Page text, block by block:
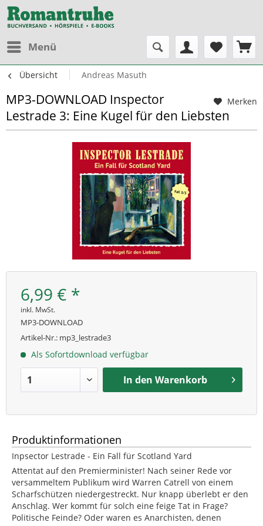
Menü
Übersicht Andreas Masuth
Merken
MP3-DOWNLOAD Inspector
Lestrade 3: Eine Kugel für den Liebsten
6,99 € *
inkl. MwSt.
MP3-DOWNLOAD
Artikel-Nr.: mp3_lestrade3
Als Sofortdownload verfügbar
In den Warenkorb
Produktinformationen
Inpsector Lestrade - Ein Fall für Scotland Yard
Attentat auf den Premierminister! Nach seiner Rede vor
versammeltem Publikum wird Warren Catrell von einem
Scharfschützen niedergestreckt. Nur knapp überlebt er den
Anschlag. Wer kommt für solch eine feige Tat in Frage?
Politische Feinde? Oder waren es Anarchisten, denen